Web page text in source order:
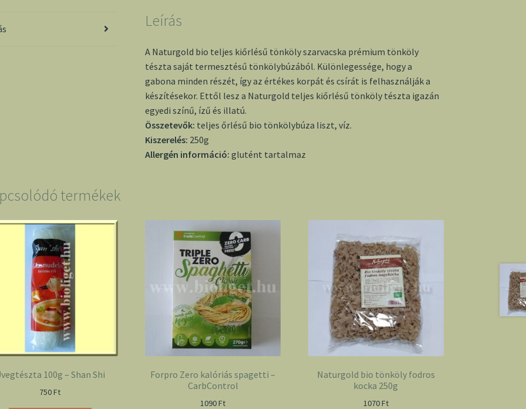
Leírás
A Naturgold bio teljes kiőrlésű tönköly szarvacska prémium tönköly
tészta saját termesztésű tönkölybúzából. Különlegessége, hogy a
gabona minden részét, így az értékes korpát és csírát is felhasználják a
készítésekor. Ettől lesz a Naturgold teljes kiőrlésű tönköly tészta igazán
egyedi színű, ízű és illatú.
Összetevők: teljes őrlésű bio tönkölybúza liszt, víz.
Kiszerelés: 250g
Allergén információ:glutént tartalmaz
termékek
100g – Shan Shi
750Ft
Forpro Zero kalóriás spagetti –
CarbControl
1090Ft
Naturgold bio tönköly fodros
kocka 250g
1070Ft